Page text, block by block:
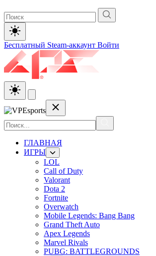
Бесплатный Steam-аккаунт Войти
ГЛАВНАЯ
ИГРЫ
LOL
Call of Duty
Valorant
Dota 2
Fortnite
Overwatch
Mobile Legends: Bang Bang
Grand Theft Auto
Apex Legends
Marvel Rivals
PUBG: BATTLEGROUNDS